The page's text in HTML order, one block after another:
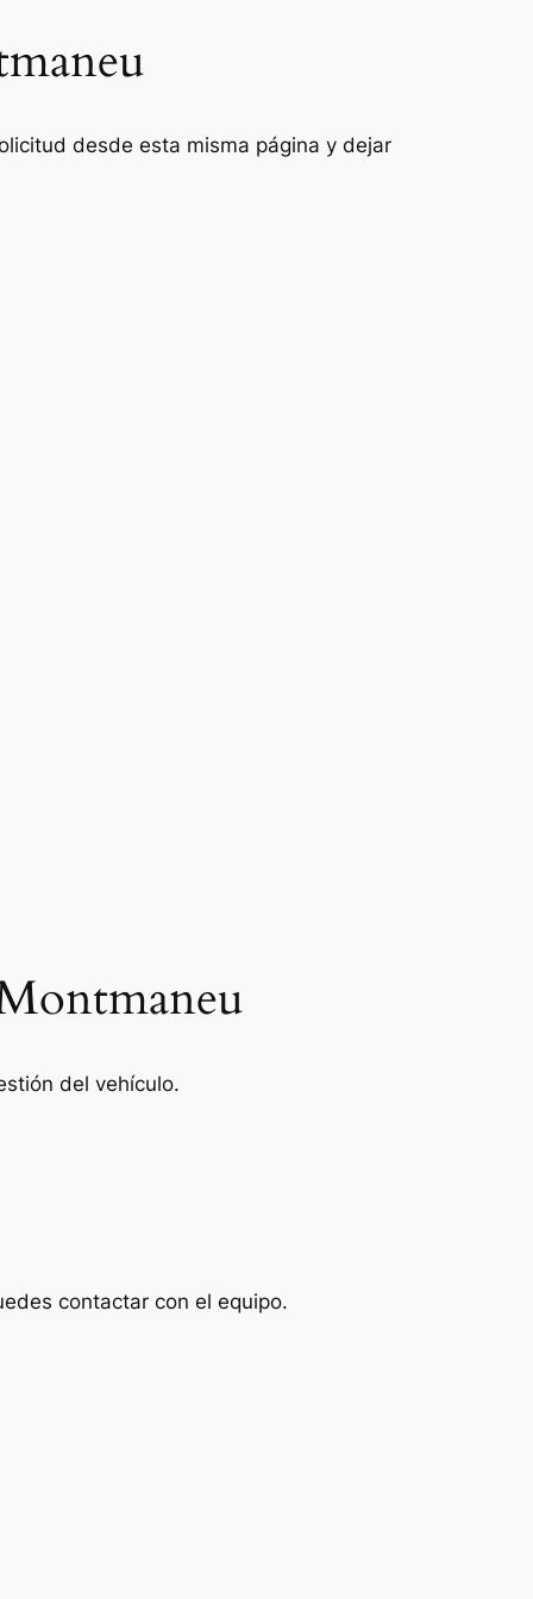
desde esta misma página y dejar
del vehículo.
contactar con el equipo.